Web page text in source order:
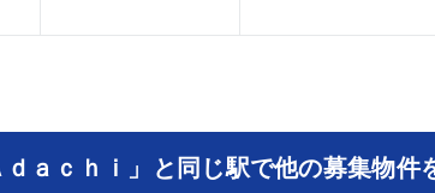
ｄａｃｈｉ」と同じ駅で他の募集物件